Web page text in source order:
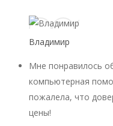
Владимир
Мне понравилось
компьютерная
пожалела, что
цены!